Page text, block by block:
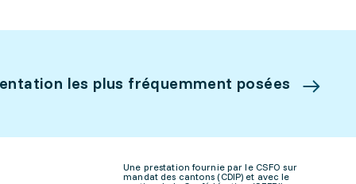
les plus fréquemment posées
Une prestation fournie par le CSFO sur
mandat des cantons (CDIP) et avec le